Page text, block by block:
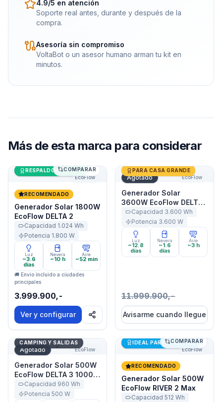
4.9/5 en atención
Soporte real antes, durante y después de la
compra.
Asesoría sin compromiso
VoltaBot o un asesor humano arman tu kit en
minutos.
Más de esta marca para considerar
Generador Solar 1800W EcoFlow DELTA 2
EcoFlow
Últimas unidades
RESPALDO DE CASA
COMPARAR
RECOMENDADO
Generador Solar 1800W
EcoFlow DELTA 2
Capacidad 1.024 Wh
Potencia 1.800 W
Luz
~3.6
días
Nevera
~10 h
Aire
~52 min
🚚 Envío incluido a ciudades
principales
3.999.900,-
Ver y configurar
Generador Solar 3600W
Agotado EcoFlow
PARA CASA GRANDE
Generador Solar
3600W EcoFlow DELTA
ProCapacidad 3.600 Wh
Potencia 3.600 W
Luz
~12.8
días
Nevera
~1.6
días
Aire
~3 h
11.999.900,-
Avisarme cuando llegue
Generador Solar 500W EcoFlow DELTA 3 1000 Air
Agotado EcoFlow
CAMPING Y SALIDAS
Generador Solar 500W
EcoFlow DELTA 3 1000
AirCapacidad 960 Wh
Potencia 500 W
Generador Solar 500W
EcoFlow
Últimas unidades
IDEAL PARA STARLINK
COMPARAR
RECOMENDADO
Generador Solar 500W
EcoFlow RIVER 2 Max
Capacidad 512 Wh